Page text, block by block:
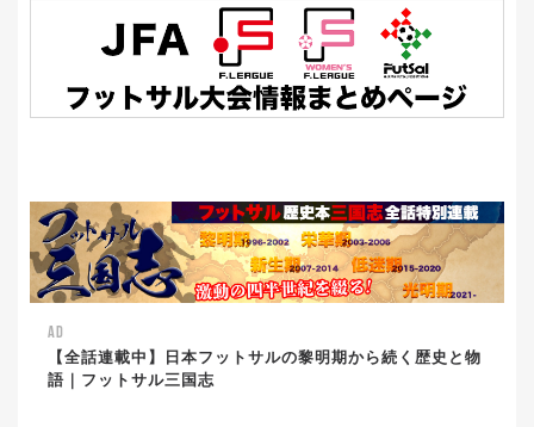
AD
【全話連載中】日本フットサルの黎明期から続く歴史と物
語｜フットサル三国志